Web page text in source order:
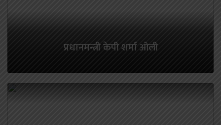
प्रधानमन्त्री केपी शर्मा ओली